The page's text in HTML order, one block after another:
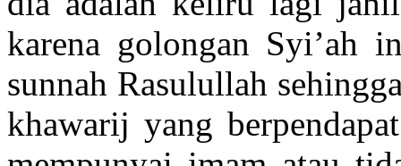
karena golongan Syi’ah
sunnah Rasulullah
khawarij yang